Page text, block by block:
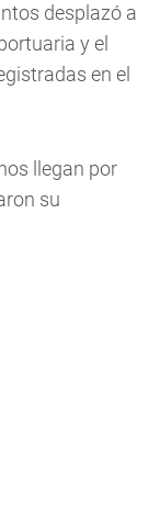
desplazó a
y el
en el
llegan por
su